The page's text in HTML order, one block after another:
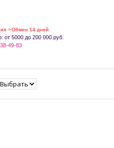
✧Обмен 14 дней
от 5000 до 200 000 руб.
49-83